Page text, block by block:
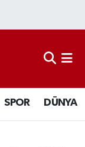
SPOR DÜNYA